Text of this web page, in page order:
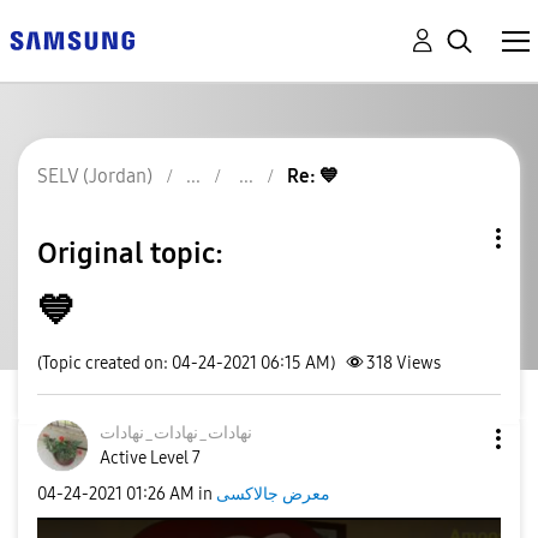
SELV (Jordan) Re: 💙
Original topic:
💙
(Topic created on: 04-24-2021 06:15 AM) 318Views
نهادات_نهادات_نهادات
Active Level 7
‎04-24-2021 01:26 AM in معرض جالاكسى